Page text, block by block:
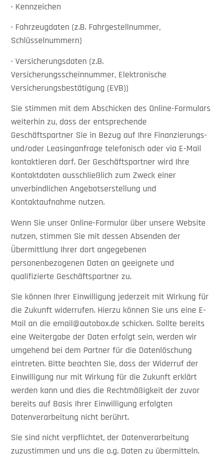
· Kennzeichen
· Fahrzeugdaten (z.B. Fahrgestellnummer,
Schlüsselnummern)
· Versicherungsdaten (z.B.
Versicherungsscheinnummer, Elektronische
Versicherungsbestätigung (EVB))
Sie stimmen mit dem Abschicken des Online-Formulars
weiterhin zu, dass der entsprechende
Geschäftspartner Sie in Bezug auf Ihre Finanzierungs-
und/oder Leasinganfrage telefonisch oder via E-Mail
kontaktieren darf. Der Geschäftspartner wird Ihre
Kontaktdaten ausschließlich zum Zweck einer
unverbindlichen Angebotserstellung und
Kontaktaufnahme nutzen.
Wenn Sie unser Online-Formular über unsere Website
nutzen, stimmen Sie mit dessen Absenden der
Übermittlung Ihrer dort angegebenen
personenbezogenen Daten an geeignete und
qualifizierte Geschäftspartner zu.
Sie können Ihrer Einwilligung jederzeit mit Wirkung für
die Zukunft widerrufen. Hierzu können Sie uns eine E-
Mail an die email@autobox.de schicken. Sollte bereits
eine Weitergabe der Daten erfolgt sein, werden wir
umgehend bei dem Partner für die Datenlöschung
eintreten. Bitte beachten Sie, dass der Widerruf der
Einwilligung nur mit Wirkung für die Zukunft erklärt
werden kann und dies die Rechtmäßigkeit der zuvor
bereits auf Basis Ihrer Einwilligung erfolgten
Datenverarbeitung nicht berührt.
Sie sind nicht verpflichtet, der Datenverarbeitung
zuzustimmen und uns die o.g. Daten zu übermitteln.